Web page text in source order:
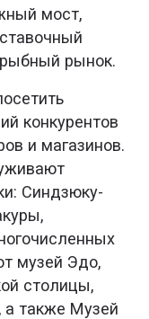
мост,
рынок.
конкурентов
и магазинов.
Синдзюку-
музей Эдо,
столицы,
также Музей